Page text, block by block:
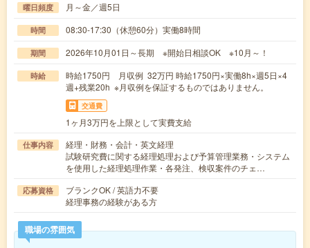
曜日頻度 月～金／週5日
時間 08:30-17:30（休憩60分）実働8時間
期間 2026年10月01日～長期 ※開始日相談OK ※10月～！
時給
時給1750円 月収例 32万円 時給1750円×実働8h×週5日×4
週+残業20h ※月収例を保証するものではありません。
交通費
1ヶ月3万円を上限として実費支給
仕事内容
経理・財務・会計・英文経理
試験研究費に関する経理処理および予算管理業務・システム
を使用した経理処理作業・各発注、検収案件のチェ…
応募資格
ブランクOK / 英語力不要
経理事務の経験がある方
職場の雰囲気